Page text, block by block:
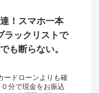
！スマホ一本
ラックリストで
も断らない。
ードローンよりも確
分で現金をお振込